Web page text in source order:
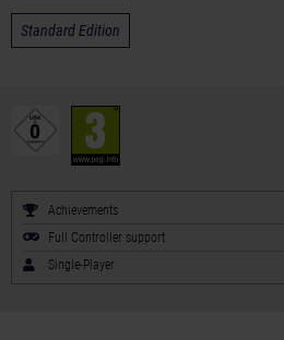
Standard Edition
Achievements
Full Controller support
Single-Player